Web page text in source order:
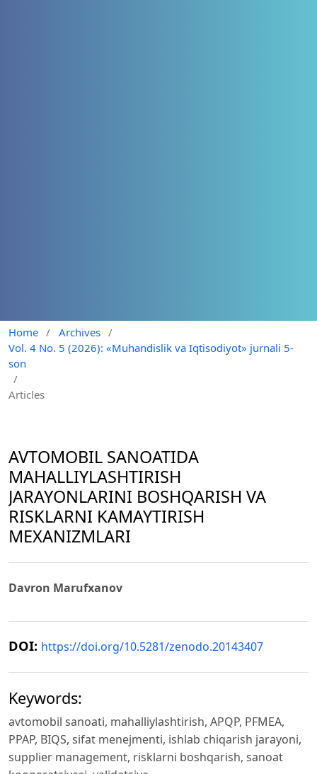
Home / Archives /
Vol. 4 No. 5 (2026): «Muhandislik va Iqtisodiyot» jurnali 5-
son
/
Articles
AVTOMOBIL SANOATIDA
MAHALLIYLASHTIRISH
JARAYONLARINI BOSHQARISH VA
RISKLARNI KAMAYTIRISH
MEXANIZMLARI
Davron Marufxanov
DOI: https://doi.org/10.5281/zenodo.20143407
Keywords:
avtomobil sanoati, mahalliylashtirish, APQP, PFMEA,
PPAP, BIQS, sifat menejmenti, ishlab chiqarish jarayoni,
supplier management, risklarni boshqarish, sanoat